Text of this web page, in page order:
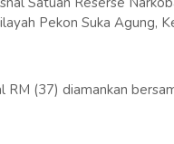
Pekon Suka Agung,
RM (37) diamankan